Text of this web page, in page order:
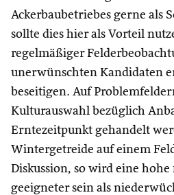
Ackerbaubetriebes gerne als
sollte dies hier als Vorteil
regelmäßiger
unerwünschten Kandidaten
beseitigen. Auf
Kulturauswahl bezüglich
Erntezeitpunkt gehandelt
Wintergetreide auf einem
Diskussion, so wird eine
geeigneter sein als